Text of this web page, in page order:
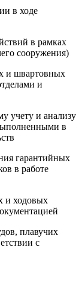
в ходе
в рамках
сооружения)
и швартовных
и
учету и анализу
в
гарантийных
в работе
и ходовых
плавучих
с